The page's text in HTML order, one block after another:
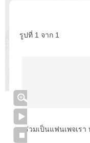
รูปที่ 1 จาก 1
ร่วมเป็นแฟนเพจเรา